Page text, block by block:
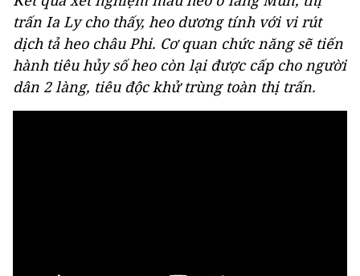
trấn Ia Ly cho thấy, heo dương tính với vi rút
dịch tả heo châu Phi. Cơ quan chức năng sẽ tiến
hành tiêu hủy số heo còn lại được cấp cho người
dân 2 làng, tiêu độc khử trùng toàn thị trấn.